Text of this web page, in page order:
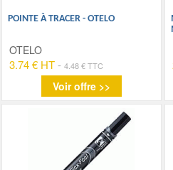
POINTE À TRACER - OTELO
OTELO
3.74 € HT - 4.48 € TTC
Voir offre >>